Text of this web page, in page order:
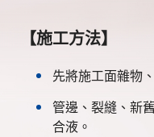
【施工方法】
先將施工面雜物
管邊、裂縫、新
合液。